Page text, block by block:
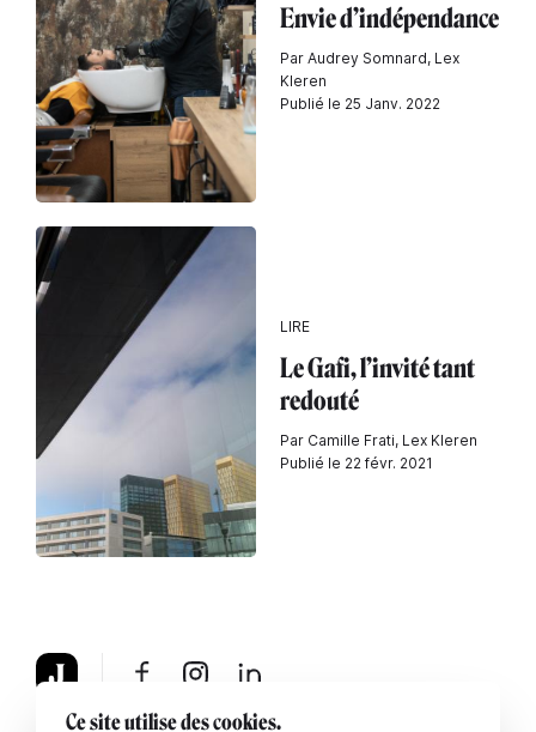
Envie d’indépendance
Par Audrey Somnard, Lex
Kleren
Publié le 25 Janv. 2022
LIRE
Le Gafi, l’invité tant
redouté
Par Camille Frati, Lex Kleren
Publié le 22 févr. 2021
Ce site utilise des cookies.